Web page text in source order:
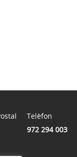
Telèfon
972 294 003